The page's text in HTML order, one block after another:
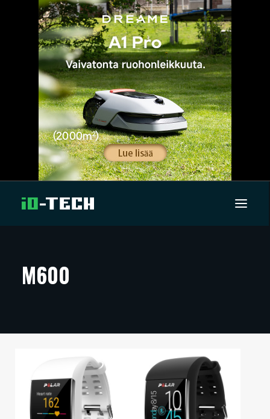
ARTIKKELIT
TECHBBS
HINTA.FI
KAUPPA
M600